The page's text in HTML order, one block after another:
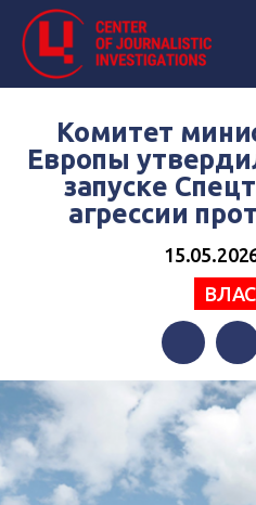
Комитет
Европы
запуске
агрессии
Facebook